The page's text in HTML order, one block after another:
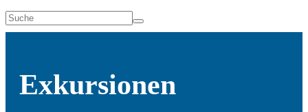
Exkursionen